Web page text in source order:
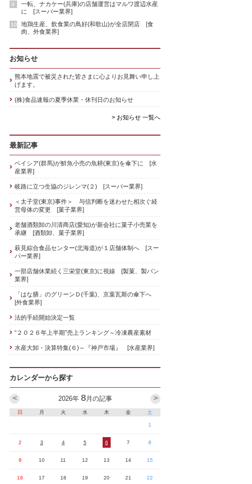
一転、ナカケー(兵庫)の店舗運営はマルワ渡辺水産
に [スーパー業界]
地鶏生産、飲食業の鳥好(和歌山)が全店閉店 [食
肉、外食業界]
お知らせ
熊本地震で被災された皆さまに心よりお見舞い申し上
げます。
(株)食品速報の夏季休業・休刊日のお知らせ
> お知らせ 一覧へ
最新記事
ベイシア(群馬)が鮮魚小売の魚耕(東京)を傘下に [水
産業界]
岐路に立つ生協のジレンマ(２) [スーパー業界]
＜太子堂(東京)事件＞ 与信判断を迷わせた相次ぐ経
営母体の変更 [菓子業界]
老舗酒類卸の川清商店(愛知)が新会社に菓子小売業を
承継 [酒類卸、菓子業界]
萩見綜合食品センター(北海道)が１店舗体制へ [スー
パー業界]
一部店舗休業続く三栄堂(東京)に視線 [製菓、製パン
業界]
「はな膳」のグリーンＤ(千葉)、京葉瓦斯の傘下へ
[外食業界]
法的手続開始決定一覧
“２０２６年上半期”売上ランキング～冷凍農産素材
水産大卸・決算特集(６)～『神戸市場』 [水産業界]
カレンダーから探す
2026年 8月の記事 >
<
日 月 火 水 木 金 土
1
2 3 4 5 6 7 8
9 10 11 12 13 14 15
16 17 18 19 20 21 22